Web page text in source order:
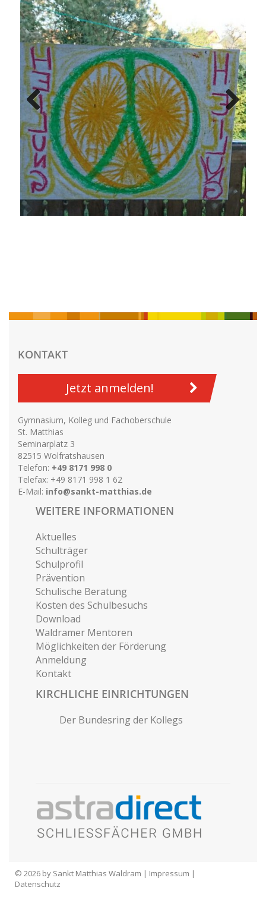
Previous Next
KONTAKT
Jetzt anmelden!
Gymnasium, Kolleg und Fachoberschule
St. Matthias
Seminarplatz 3
82515 Wolfratshausen
Telefon: +49 8171 998 0
Telefax: +49 8171 998 1 62
E-Mail: info@sankt-matthias.de
WEITERE INFORMATIONEN
Aktuelles
Schulträger
Schulprofil
Prävention
Schulische Beratung
Kosten des Schulbesuchs
Download
Waldramer Mentoren
Möglichkeiten der Förderung
Anmeldung
Kontakt
KIRCHLICHE EINRICHTUNGEN
Der Bundesring der Kollegs
© 2026 by Sankt Matthias Waldram | Impressum |
Datenschutz